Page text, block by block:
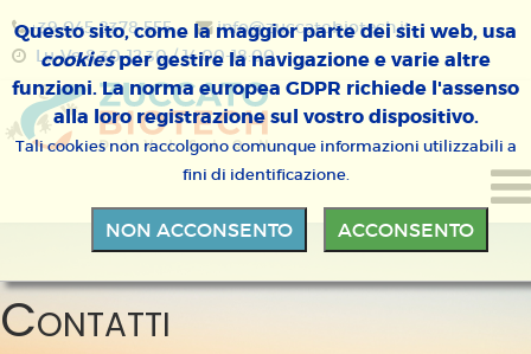
+39 045 8378 555
info@zuccatobiotech.it
Lu-Ve 8:30-12:30 / 14:00-18:00
Contatti
Questo sito, come la maggior parte dei siti web, usa
cookiesper gestire la navigazione e varie altre
funzioni. La norma europea GDPR richiede l'assenso
alla loro registrazione sul vostro dispositivo.
Tali cookies non raccolgono comunque informazioni utilizzabili a
fini di identificazione.
NON ACCONSENTO ACCONSENTO